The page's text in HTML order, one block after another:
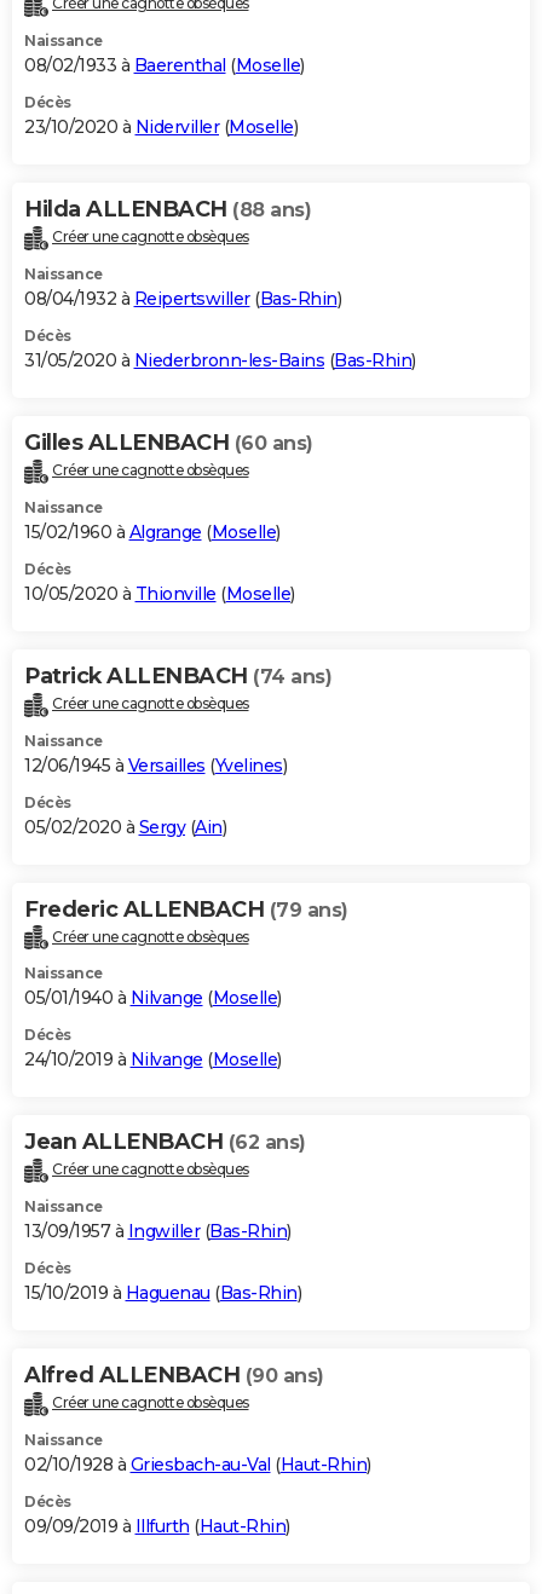
Naissance
08/02/1933 à Baerenthal (Moselle)
Décès
23/10/2020 à Niderviller(Moselle)
Hilda ALLENBACH (88 ans)
Créer une cagnotte obsèques
Naissance
08/04/1932 à Reipertswiller(Bas-Rhin)
Décès
31/05/2020 à Niederbronn-les-Bains (Bas-Rhin)
Gilles ALLENBACH (60 ans)
Créer une cagnotte obsèques
Naissance
15/02/1960 à Algrange (Moselle)
Décès
10/05/2020 à Thionville (Moselle)
Patrick ALLENBACH (74 ans)
Créer une cagnotte obsèques
Naissance
12/06/1945 à Versailles (Yvelines)
Décès
05/02/2020 à Sergy(Ain)
Frederic ALLENBACH (79 ans)
Créer une cagnotte obsèques
Naissance
05/01/1940 à Nilvange (Moselle)
Décès
24/10/2019 à Nilvange (Moselle)
Jean ALLENBACH (62 ans)
Créer une cagnotte obsèques
Naissance
13/09/1957 à Ingwiller(Bas-Rhin)
Décès
15/10/2019 à Haguenau (Bas-Rhin)
Alfred ALLENBACH (90 ans)
Créer une cagnotte obsèques
Naissance
02/10/1928 à Griesbach-au-Val (Haut-Rhin)
Décès
09/09/2019 à Illfurth (Haut-Rhin)